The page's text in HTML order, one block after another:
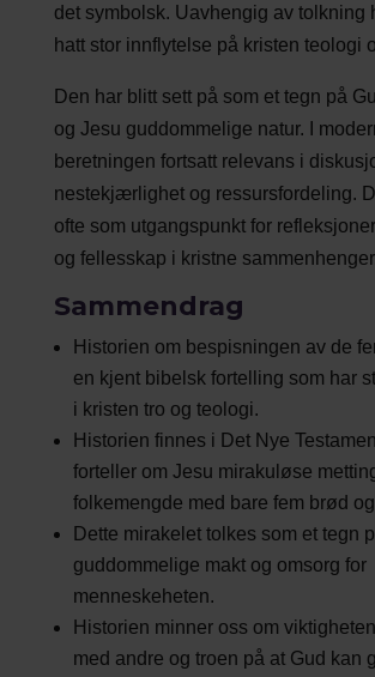
det symbolsk. Uavhengig av tolkning
hatt stor innflytelse på kristen teologi
Den har blitt sett på som et tegn på
og Jesu guddommelige natur. I
beretningen fortsatt relevans i
nestekjærlighet og ressursfordeling.
ofte som utgangspunkt for
og fellesskap i kristne
Sammendrag
Historien om bespisningen av de
en kjent bibelsk fortelling som har
i kristen tro og teologi.
Historien finnes i Det Nye
forteller om Jesu mirakuløse
folkemengde med bare fem brød
Dette mirakelet tolkes som et tegn
guddommelige makt og omsorg for
menneskeheten.
Historien minner oss om
med andre og troen på at Gud kan